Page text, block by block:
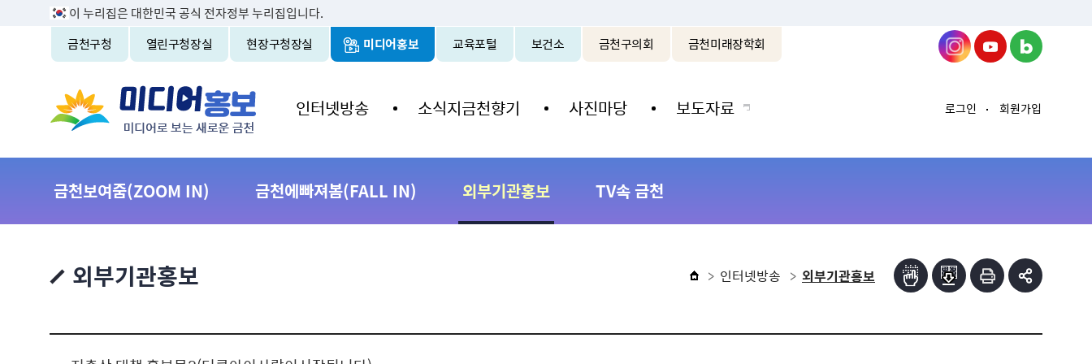
이 누리집은 대한민국 공식 전자정부 누리집입니다.
금천구청
열린구청장실 현장구청장실 미디어홍보 교육포털 보건소 금천구의회 금천미래장학회
인터넷방송 소식지금천향기 사진마당 보도자료 로그인 회원가입
금천보여줌(ZOOM IN) 금천에빠져봄(FALL IN) 외부기관홍보 TV속 금천
외부기관홍보 인터넷방송 외부기관홍보